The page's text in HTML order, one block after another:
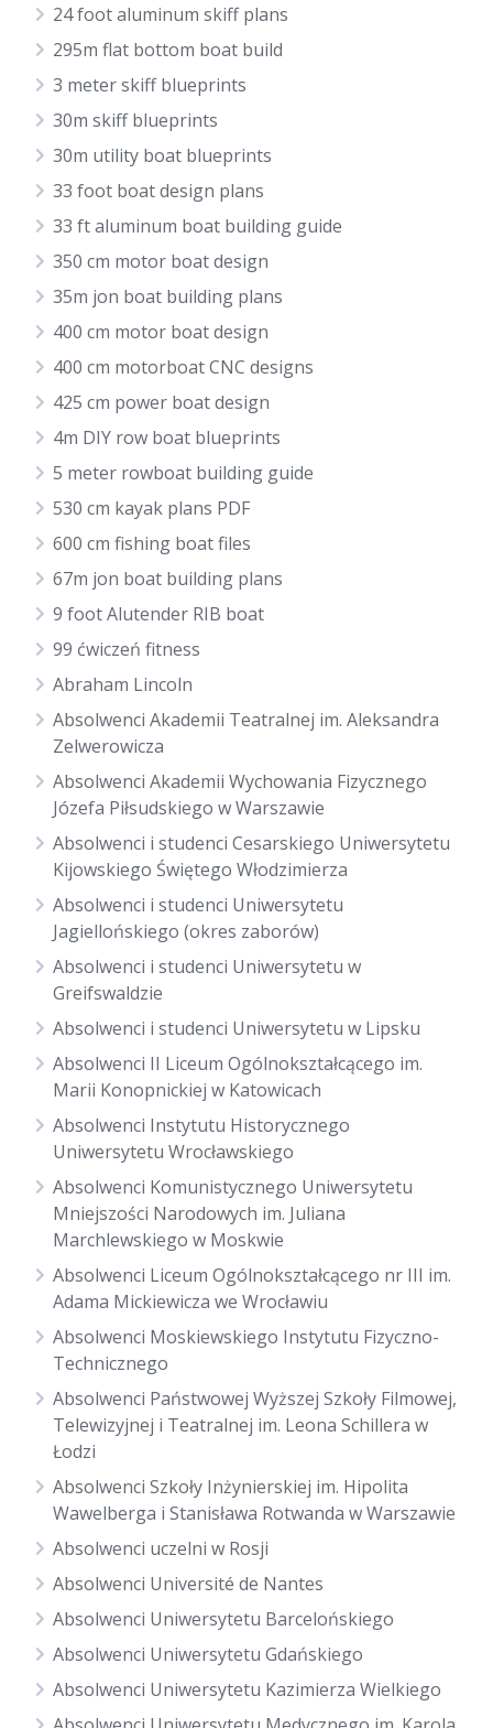
24 foot aluminum skiff plans
295m flat bottom boat build
3 meter skiff blueprints
30m skiff blueprints
30m utility boat blueprints
33 foot boat design plans
33 ft aluminum boat building guide
350 cm motor boat design
35m jon boat building plans
400 cm motor boat design
400 cm motorboat CNC designs
425 cm power boat design
4m DIY row boat blueprints
5 meter rowboat building guide
530 cm kayak plans PDF
600 cm fishing boat files
67m jon boat building plans
9 foot Alutender RIB boat
99 ćwiczeń fitness
Abraham Lincoln
Absolwenci Akademii Teatralnej im. Aleksandra
Zelwerowicza
Absolwenci Akademii Wychowania Fizycznego
Józefa Piłsudskiego w Warszawie
Absolwenci i studenci Cesarskiego Uniwersytetu
Kijowskiego Świętego Włodzimierza
Absolwenci i studenci Uniwersytetu
Jagiellońskiego (okres zaborów)
Absolwenci i studenci Uniwersytetu w
Greifswaldzie
Absolwenci i studenci Uniwersytetu w Lipsku
Absolwenci II Liceum Ogólnokształcącego im.
Marii Konopnickiej w Katowicach
Absolwenci Instytutu Historycznego
Uniwersytetu Wrocławskiego
Absolwenci Komunistycznego Uniwersytetu
Mniejszości Narodowych im. Juliana
Marchlewskiego w Moskwie
Absolwenci Liceum Ogólnokształcącego nr III im.
Adama Mickiewicza we Wrocławiu
Absolwenci Moskiewskiego Instytutu Fizyczno-
Technicznego
Absolwenci Państwowej Wyższej Szkoły Filmowej,
Telewizyjnej i Teatralnej im. Leona Schillera w
Łodzi
Absolwenci Szkoły Inżynierskiej im. Hipolita
Wawelberga i Stanisława Rotwanda w Warszawie
Absolwenci uczelni w Rosji
Absolwenci Université de Nantes
Absolwenci Uniwersytetu Barcelońskiego
Absolwenci Uniwersytetu Gdańskiego
Absolwenci Uniwersytetu Kazimierza Wielkiego